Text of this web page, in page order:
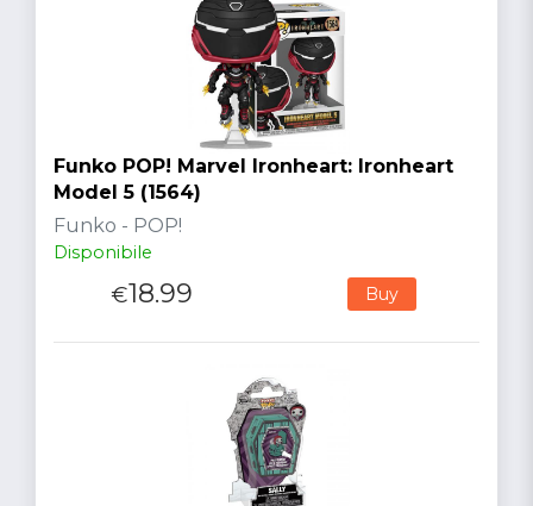
Funko POP! Marvel Ironheart: Ironheart
Model 5 (1564)
Funko - POP!
Disponibile
€18.99 Buy